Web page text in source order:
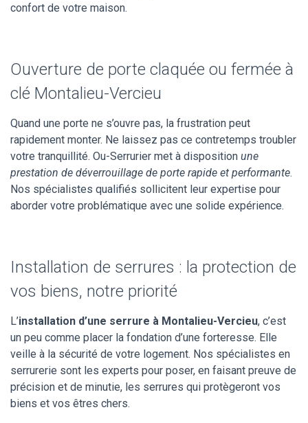
confort de votre maison.
Ouverture de porte claquée ou fermée à
clé Montalieu-Vercieu
Quand une porte ne s’ouvre pas, la frustration peut
rapidement monter. Ne laissez pas ce contretemps troubler
votre tranquillité. Ou-Serrurier met à disposition une
prestation de déverrouillage de porte rapide et performante.
Nos spécialistes qualifiés sollicitent leur expertise pour
aborder votre problématique avec une solide expérience.
Installation de serrures : la protection de
vos biens, notre priorité
L’installation d’une serrure à Montalieu-Vercieu, c’est
un peu comme placer la fondation d’une forteresse. Elle
veille à la sécurité de votre logement. Nos spécialistes en
serrurerie sont les experts pour poser, en faisant preuve de
précision et de minutie, les serrures qui protègeront vos
biens et vos êtres chers.